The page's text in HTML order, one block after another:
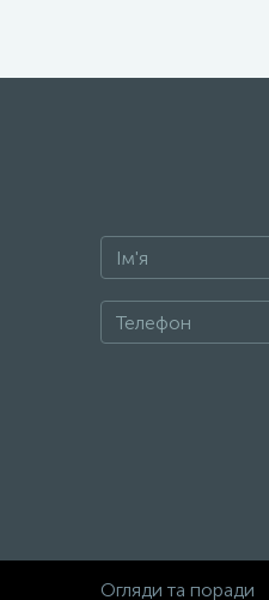
Огляди та поради